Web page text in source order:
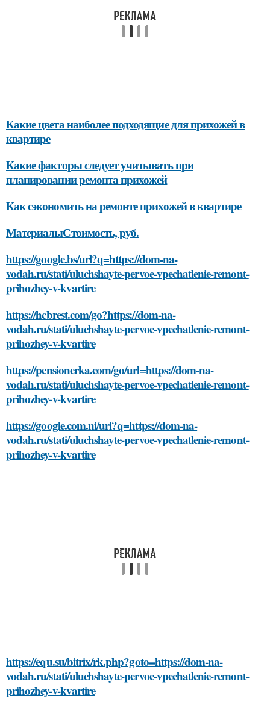
Какие цвета наиболее подходящие для прихожей в
квартире
Какие факторы следует учитывать при
планировании ремонта прихожей
Как сэкономить на ремонте прихожей в квартире
МатериалыСтоимость, руб.
https://google.bs/url?q=https://dom-na-
vodah.ru/stati/uluchshayte-pervoe-vpechatlenie-remont-
prihozhey-v-kvartire
https://hcbrest.com/go?https://dom-na-
vodah.ru/stati/uluchshayte-pervoe-vpechatlenie-remont-
prihozhey-v-kvartire
https://pensionerka.com/go/url=https://dom-na-
vodah.ru/stati/uluchshayte-pervoe-vpechatlenie-remont-
prihozhey-v-kvartire
https://google.com.ni/url?q=https://dom-na-
vodah.ru/stati/uluchshayte-pervoe-vpechatlenie-remont-
prihozhey-v-kvartire
https://equ.su/bitrix/rk.php?goto=https://dom-na-
vodah.ru/stati/uluchshayte-pervoe-vpechatlenie-remont-
prihozhey-v-kvartire